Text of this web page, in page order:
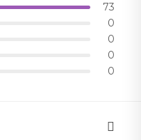
73
0
0
0
0